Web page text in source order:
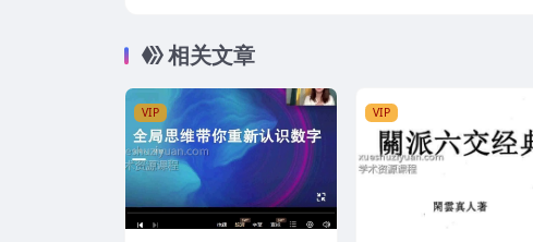
相关文章
VIP VIP